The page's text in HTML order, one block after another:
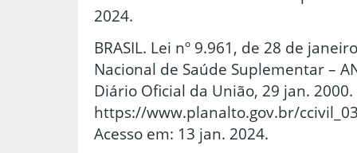
2024.
BRASIL. Lei nº 9.961, de 28 de
Nacional de Saúde Suplementar –
Diário Oficial da União, 29 jan.
https://www.planalto.gov.br/
Acesso em: 13 jan. 2024.